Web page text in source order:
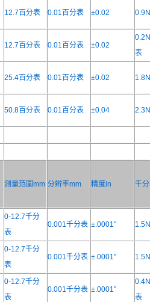
12.7百分表 0.01百分表 ±0.02
12.7百分表 0.01百分表 ±0.02
表
25.4百分表 0.01百分表 ±0.02
50.8百分表 0.01百分表 ±0.04
測量范圍mm 分辨率mm 精度in 千
0-12.7千分
表
0.001千分表 ±.0001"
0-12.7千分
表
0.001千分表 ±.0001"
0-12.7千分
表
0.001千分表 ±.0001"
表